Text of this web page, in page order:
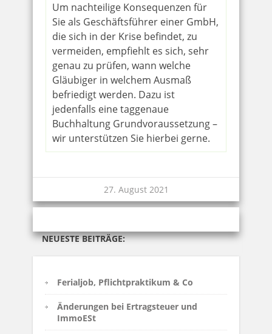
NEUESTE BEITRÄGE:
Ferialjob, Pflichtpraktikum & Co
Änderungen bei Ertragsteuer und
ImmoESt
Um nachteilige Konsequenzen für
Sie als Geschäftsführer einer GmbH,
die sich in der Krise befindet, zu
vermeiden, empfiehlt es sich, sehr
genau zu prüfen, wann welche
Gläubiger in welchem Ausmaß
befriedigt werden. Dazu ist
jedenfalls eine taggenaue
Buchhaltung Grundvoraussetzung –
wir unterstützen Sie hierbei gerne.
27. August 2021